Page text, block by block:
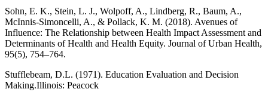
Sohn, E. K., Stein, L. J., Wolpoff, A., Lindberg, R., Baum, A.,
McInnis-Simoncelli, A., & Pollack, K. M. (2018). Avenues of
Influence: The Relationship between Health Impact Assessment and
Determinants of Health and Health Equity. Journal of Urban Health,
95(5), 754–764.
Stufflebeam, D.L. (1971). Education Evaluation and Decision
Making.Illinois: Peacock